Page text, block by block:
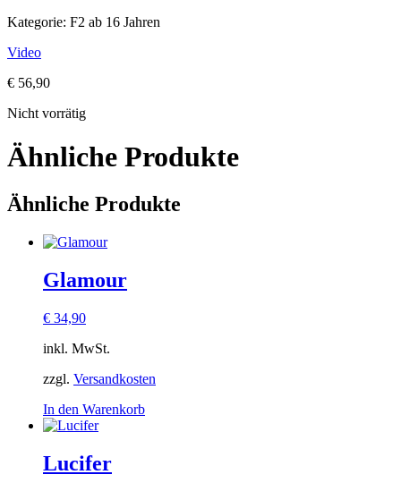
Kategorie: F2 ab 16 Jahren
Video
€ 56,90
Nicht vorrätig
Ähnliche Produkte
Ähnliche Produkte
Glamour
€ 34,90
inkl. MwSt.
zzgl. Versandkosten
In den Warenkorb
Lucifer